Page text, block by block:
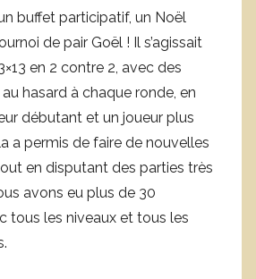
buffet participatif, un Noël
de pair Goël ! Il s’agissait
en 2 contre 2, avec des
hasard à chaque ronde, en
débutant et un joueur plus
a permis de faire de nouvelles
en disputant des parties très
avons eu plus de 30
tous les niveaux et tous les